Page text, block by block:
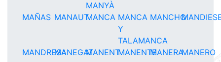
MANYÀ
MAÑAS MANAUTMANCA MANCA
Y
TALAMANCA
MANCHO
MANDRESAMANEGATMANENTMANENTEMANERAMANERO